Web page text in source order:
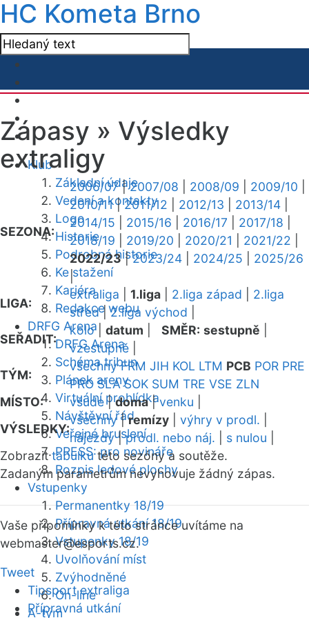
HC Kometa Brno
Klub
Základní údaje
Vedení a kontakty
Logo
Historie
Podrobná historie
Ke stažení
Kariéra
Redakce webu
DRFG Arena
DRFG Arena
Schéma tribun
Plánek areny
Virtuální prohlídka
Návštěvní řád
Veřejné bruslení
PRESS: pro novináře
Rozpis ledové plochy
Vstupenky
Permanentky 18/19
Přípravná utkání 18/19
Vstupenky 18/19
Uvolňování míst
Zvýhodněné
On-line
A-tým
Zápasy » Výsledky
extraligy
SEZONA:
2006/07|2007/08 2008/09 2009/10
2010/11|2011/12 2012/13 2013/14
2014/15
2015/16 2016/17 2017/18
2018/19
2019/20 2020/21 2021/22
2022/23|2023/24 2024/25
2025/26
|
LIGA:
extraliga 1.liga 2.liga západ
2.liga
střed|2.liga východ
SEŘADIT:
kolo| datum SMĚR: sestupně
vzestupně
TÝM:
všechny FRM JIH KOL LTM PCB POR PRE
PRO SLA SOK SUM TRE VSE ZLN
MÍSTO:
všude|doma|venku
VÝSLEDKY:
všechny|remízy výhry v prodl.
nájezdy|prodl. nebo náj. s nulou
Zobrazittabulkutéto sezóny a soutěže.
Zadaným parametrům nevyhovuje žádný zápas.
Vaše připomínky k této stránce uvítáme na
webmaster@esports.cz.
Tweet
Tipsport extraliga
Přípravná utkání